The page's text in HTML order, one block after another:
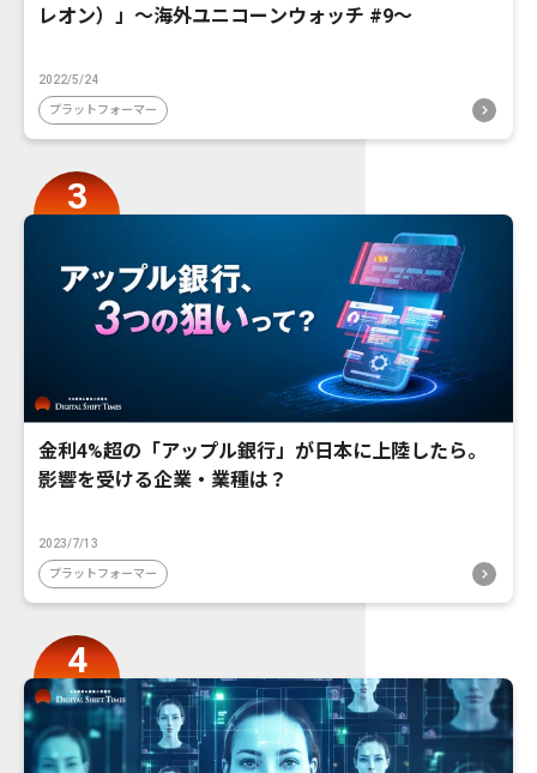
レオン）」〜海外ユニコーンウォッチ #9〜
2022/5/24
プラットフォーマー
金利4%超の「アップル銀行」が日本に上陸したら。
影響を受ける企業・業種は？
2023/7/13
プラットフォーマー